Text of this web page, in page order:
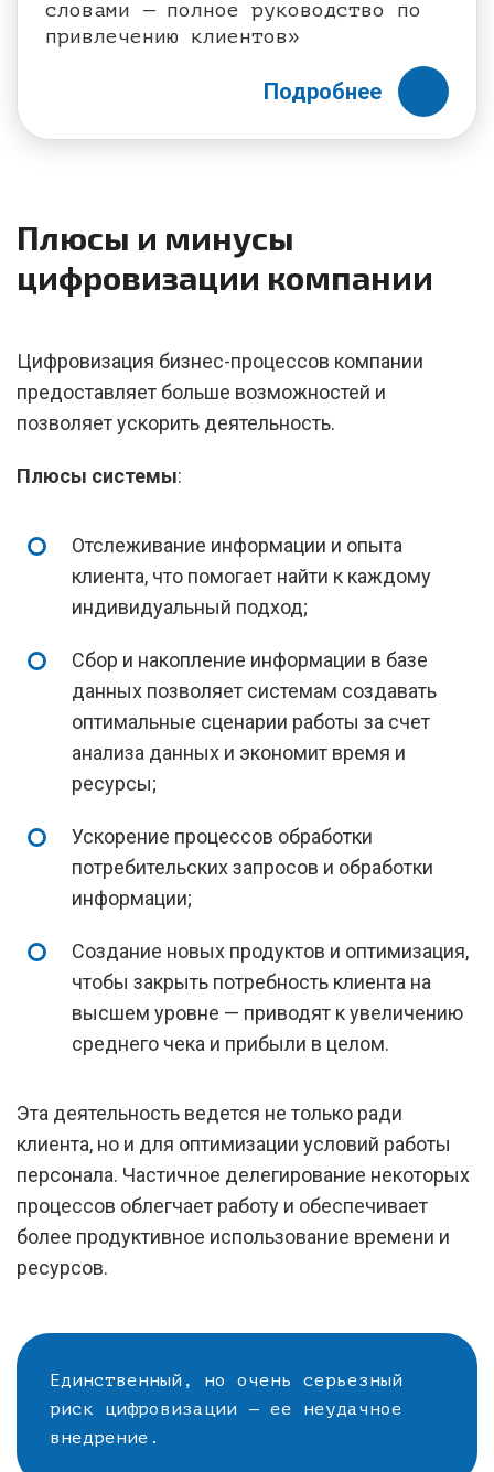
словами — полное руководство по
привлечению клиентов»
Подробнее
Плюсы и минусы
цифровизации компании
Цифровизация бизнес-процессов компании
предоставляет больше возможностей и
позволяет ускорить деятельность.
Плюсы системы:
Отслеживание информации и опыта
клиента, что помогает найти к каждому
индивидуальный подход;
Сбор и накопление информации в базе
данных позволяет системам создавать
оптимальные сценарии работы за счет
анализа данных и экономит время и
ресурсы;
Ускорение процессов обработки
потребительских запросов и обработки
информации;
Создание новых продуктов и оптимизация,
чтобы закрыть потребность клиента на
высшем уровне — приводят к увеличению
среднего чека и прибыли в целом.
Эта деятельность ведется не только ради
клиента, но и для оптимизации условий работы
персонала. Частичное делегирование некоторых
процессов облегчает работу и обеспечивает
более продуктивное использование времени и
ресурсов.
Единственный, но очень серьезный
риск цифровизации — ее неудачное
внедрение.